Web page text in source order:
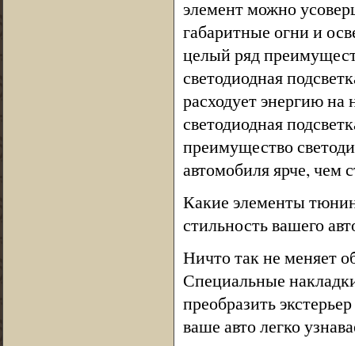
элемент можно
габаритные огни и
целый ряд
светодиодная
расходует энергию
светодиодная
преимущество
автомобиля ярче, чем
Какие элементы
стильность вашего
Ничто так не меняет
Специальные
преобразить
ваше авто легко